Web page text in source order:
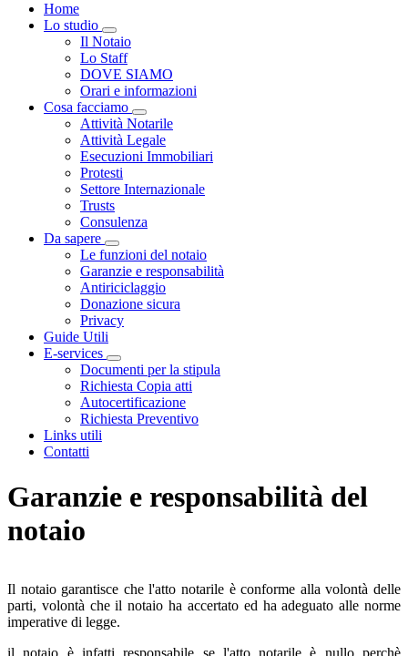
Home
Lo studio
Visualizza menù di secondo livello
Il Notaio
Lo Staff
DOVE SIAMO
Orari e informazioni
Cosa facciamo
Visualizza menù di secondo livello
Attività Notarile
Attività Legale
Esecuzioni Immobiliari
Protesti
Settore Internazionale
Trusts
Consulenza
Da sapere
Visualizza menù di secondo livello
Le funzioni del notaio
Garanzie e responsabilità
Antiriciclaggio
Donazione sicura
Privacy
Guide Utili
E-services
Visualizza menù di secondo livello
Documenti per la stipula
Richiesta Copia atti
Autocertificazione
Richiesta Preventivo
Links utili
Contatti
Garanzie e responsabilità del
notaio
Il notaio garantisce che l'atto notarile è conforme alla volontà delle
parti, volontà che il notaio ha accertato ed ha adeguato alle norme
imperative di legge.